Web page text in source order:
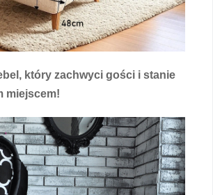
który zachwyci gości i stanie
miejscem!